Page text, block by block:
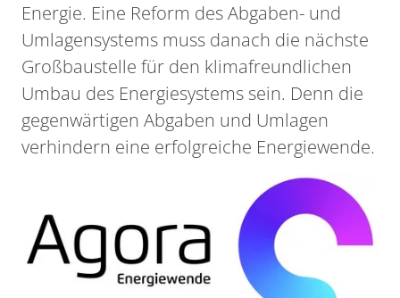
Energie. Eine Reform des Abgaben- und
Umlagensystems muss danach die nächste
Großbaustelle für den klimafreundlichen
Umbau des Energiesystems sein. Denn die
gegenwärtigen Abgaben und Umlagen
verhindern eine erfolgreiche Energiewende.